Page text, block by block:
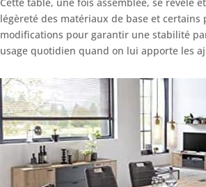
légèreté des matériaux de base et
modifications pour garantir une stabilité
usage quotidien quand on lui apporte les